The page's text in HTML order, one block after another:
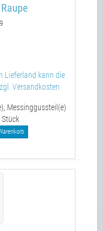
Lieferland kann die
Versandkosten
Messinggussteil(e)
Stück